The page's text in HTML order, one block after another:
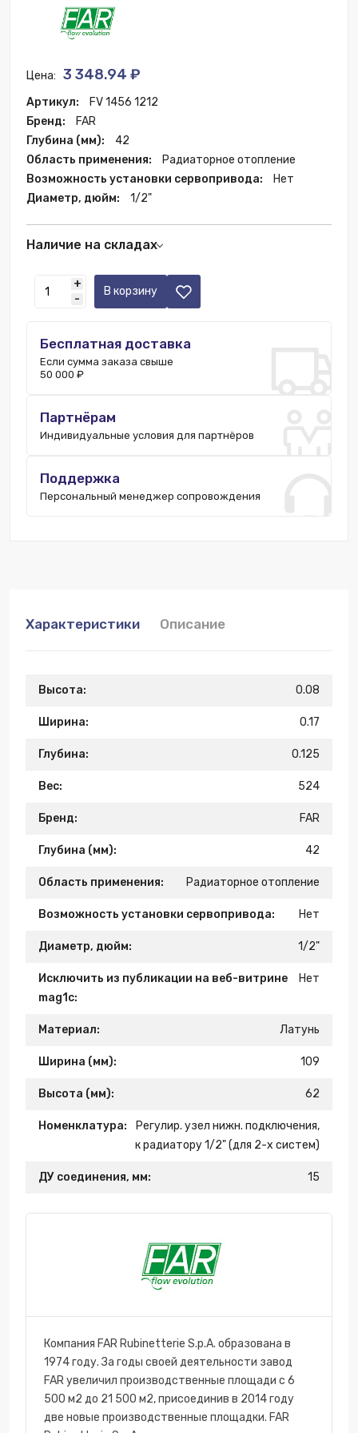
Цена: 3 348.94 ₽
Артикул:
FV 1456 1212
Бренд:
FAR
Глубина (мм):
42
Область применения:
Радиаторное отопление
Возможность установки сервопривода:
Нет
Диаметр, дюйм:
1/2"
Наличие на складах
Санкт-Петербург:1 шт.
86 шт.
+
-
В корзину
Бесплатная доставка
Если сумма заказа свыше
50 000 ₽
Партнёрам
Индивидуальные условия для партнёров
Поддержка
Персональный менеджер сопровождения
Характеристики Описание
Высота: 0.08
Ширина: 0.17
Глубина: 0.125
Вес: 524
Бренд: FAR
Глубина (мм): 42
Область применения: Радиаторное отопление
Возможность установки сервопривода: Нет
Диаметр, дюйм: 1/2"
Исключить из публикации на веб-витрине
mag1c:
Нет
Материал: Латунь
Ширина (мм): 109
Высота (мм): 62
Номенклатура:
Регулир. узел нижн. подключения,
к радиатору 1/2" (для 2-х систем)
ДУ соединения, мм: 15
Компания FAR Rubinetterie S.p.A. образована в
1974 году. За годы своей деятельности завод
FAR увеличил производственные площади с 6
500 м2 до 21 500 м2, присоединив в 2014 году
две новые производственные площадки. FAR